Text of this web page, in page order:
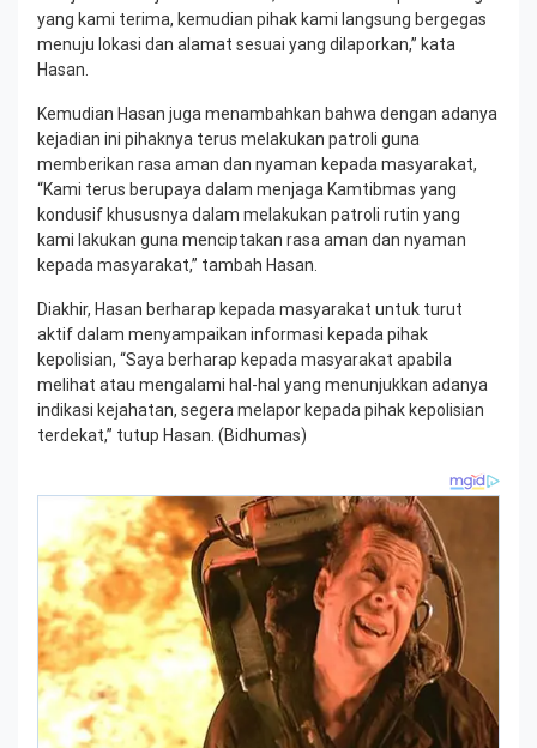
yang kami terima, kemudian pihak kami langsung bergegas
menuju lokasi dan alamat sesuai yang dilaporkan,” kata
Hasan.
Kemudian Hasan juga menambahkan bahwa dengan adanya
kejadian ini pihaknya terus melakukan patroli guna
memberikan rasa aman dan nyaman kepada masyarakat,
“Kami terus berupaya dalam menjaga Kamtibmas yang
kondusif khususnya dalam melakukan patroli rutin yang
kami lakukan guna menciptakan rasa aman dan nyaman
kepada masyarakat,” tambah Hasan.
Diakhir, Hasan berharap kepada masyarakat untuk turut
aktif dalam menyampaikan informasi kepada pihak
kepolisian, “Saya berharap kepada masyarakat apabila
melihat atau mengalami hal-hal yang menunjukkan adanya
indikasi kejahatan, segera melapor kepada pihak kepolisian
terdekat,” tutup Hasan. (Bidhumas)